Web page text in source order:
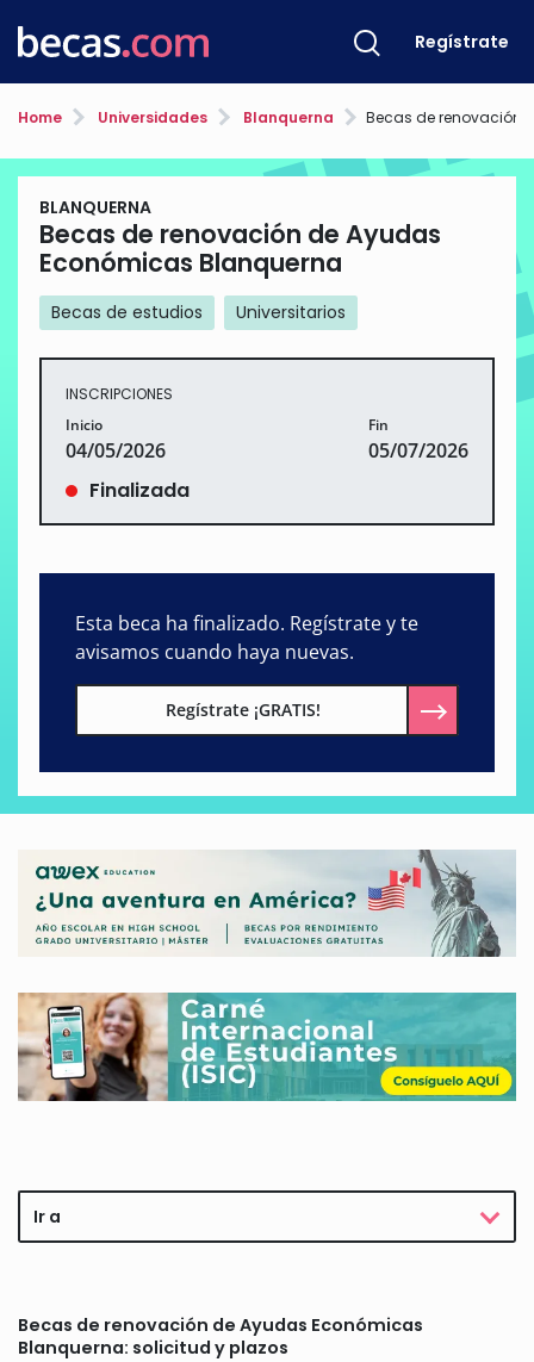
Regístrate
Home Universidades Blanquerna Becas de renovación de Ayudas
BLANQUERNA
Becas de renovación de Ayudas
Económicas Blanquerna
Becas de estudios Universitarios
INSCRIPCIONES
Inicio
04/05/2026
Fin
05/07/2026
Finalizada
Esta beca ha finalizado. Regístrate y te
avisamos cuando haya nuevas.
Regístrate ¡GRATIS!
Ir a
Becas de renovación de Ayudas Económicas
Blanquerna: solicitud y plazos